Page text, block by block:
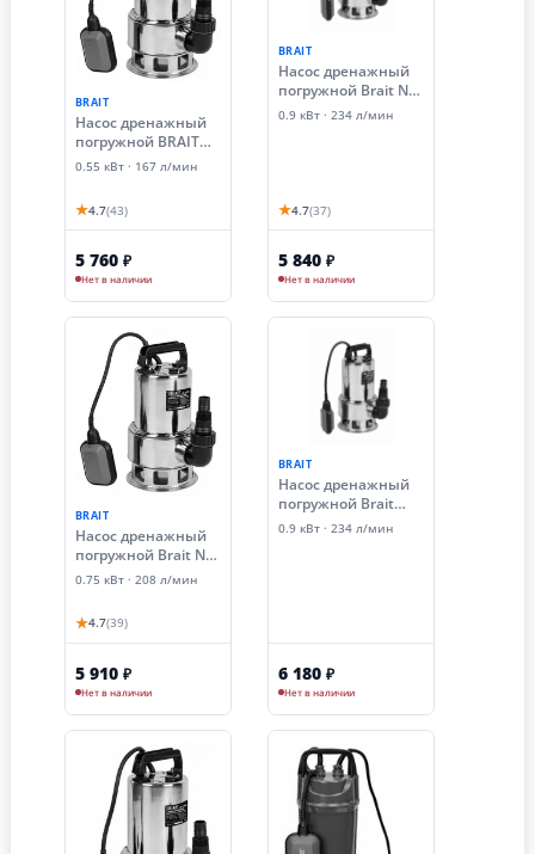
BRAIT
Насос дренажный
погружной BRAIT
ND-550DS (0.55 кВт,
0.55 кВт · 167 л/мин
★4.7(43)
5 760 ₽
Нет в наличии
BRAIT
Насос дренажный
погружной Brait ND-
900DS (0.9 кВт,
0.9 кВт · 234 л/мин
★4.7(37)
5 840 ₽
Нет в наличии
BRAIT
Насос дренажный
погружной Brait ND-
750DS (0.75 кВт,
0.75 кВт · 208 л/мин
★4.7(39)
5 910 ₽
Нет в наличии
BRAIT
Насос дренажный
погружной Brait
NPD- 900DS ( для
0.9 кВт · 234 л/мин
6 180 ₽
Нет в наличии